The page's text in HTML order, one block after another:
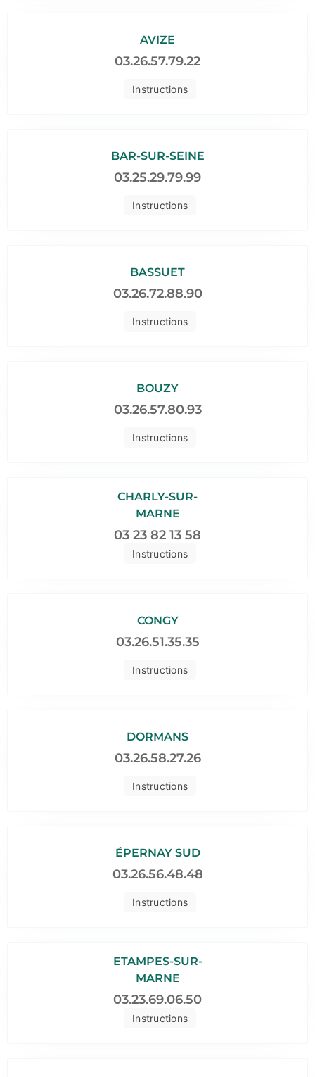
Instructions
AVIZE
03.26.57.79.22
Instructions
BAR-SUR-SEINE
03.25.29.79.99
Instructions
BASSUET
03.26.72.88.90
Instructions
BOUZY
03.26.57.80.93
Instructions
CHARLY-SUR-
MARNE
03 23 82 13 58
Instructions
CONGY
03.26.51.35.35
Instructions
DORMANS
03.26.58.27.26
Instructions
ÉPERNAY SUD
03.26.56.48.48
Instructions
ETAMPES-SUR-
MARNE
03.23.69.06.50